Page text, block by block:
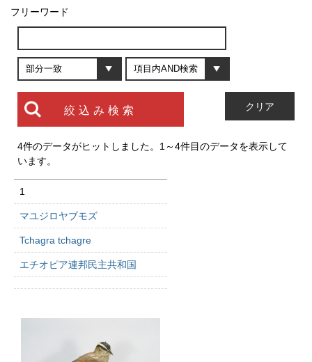
フリーワード
4件のデータがヒットしました。1～4件目のデータを表示して
います。
1
マユジロヤブモズ
Tchagra tchagre
エチオピア連邦民主共和国